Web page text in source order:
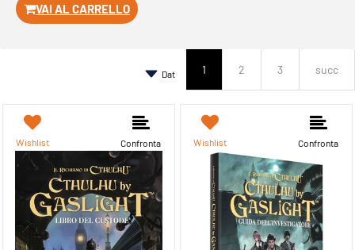
VAI AL CARRELLO
1 2 3 succ
Wishlist Confronta Wishlist Confronta